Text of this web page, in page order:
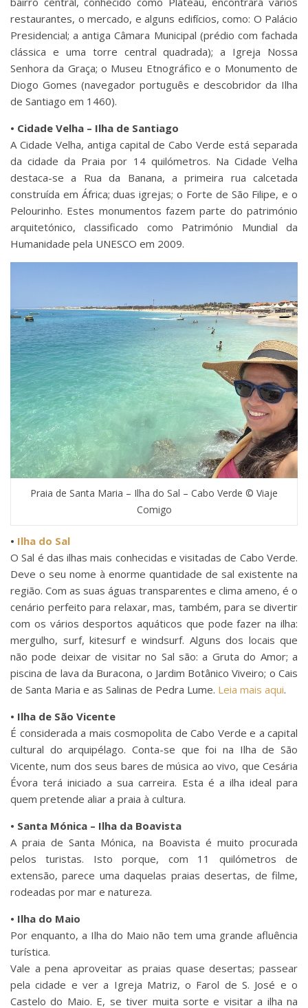
restaurantes, o mercado, e alguns edifícios, como: O Palácio
Presidencial; a antiga Câmara Municipal (prédio com fachada
clássica e uma torre central quadrada); a Igreja Nossa
Senhora da Graça; o Museu Etnográfico e o Monumento de
Diogo Gomes (navegador português e descobridor da Ilha
de Santiago em 1460).
• Cidade Velha – Ilha de Santiago
A Cidade Velha, antiga capital de Cabo Verde está separada
da cidade da Praia por 14 quilómetros. Na Cidade Velha
destaca-se a Rua da Banana, a primeira rua calcetada
construída em África; duas igrejas; o Forte de São Filipe, e o
Pelourinho. Estes monumentos fazem parte do património
arquitetónico, classificado como Património Mundial da
Humanidade pela UNESCO em 2009.
Praia de Santa Maria – Ilha do Sal – Cabo Verde © Viaje
Comigo
• Ilha do Sal
O Sal é das ilhas mais conhecidas e visitadas de Cabo Verde.
Deve o seu nome à enorme quantidade de sal existente na
região. Com as suas águas transparentes e clima ameno, é o
cenário perfeito para relaxar, mas, também, para se divertir
com os vários desportos aquáticos que pode fazer na ilha:
mergulho, surf, kitesurf e windsurf. Alguns dos locais que
não pode deixar de visitar no Sal são: a Gruta do Amor; a
piscina de lava da Buracona, o Jardim Botânico Viveiro; o Cais
de Santa Maria e as Salinas de Pedra Lume. Leia mais aqui.
• Ilha de São Vicente
É considerada a mais cosmopolita de Cabo Verde e a capital
cultural do arquipélago. Conta-se que foi na Ilha de São
Vicente, num dos seus bares de música ao vivo, que Cesária
Évora terá iniciado a sua carreira. Esta é a ilha ideal para
quem pretende aliar a praia à cultura.
• Santa Mónica – Ilha da Boavista
A praia de Santa Mónica, na Boavista é muito procurada
pelos turistas. Isto porque, com 11 quilómetros de
extensão, parece uma daquelas praias desertas, de filme,
rodeadas por mar e natureza.
• Ilha do Maio
Por enquanto, a Ilha do Maio não tem uma grande afluência
turística.
Vale a pena aproveitar as praias quase desertas; passear
pela cidade e ver a Igreja Matriz, o Farol de S. José e o
Castelo do Maio. E, se tiver muita sorte e visitar a ilha na